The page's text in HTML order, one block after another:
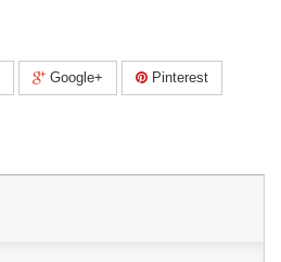
Google+ Pinterest